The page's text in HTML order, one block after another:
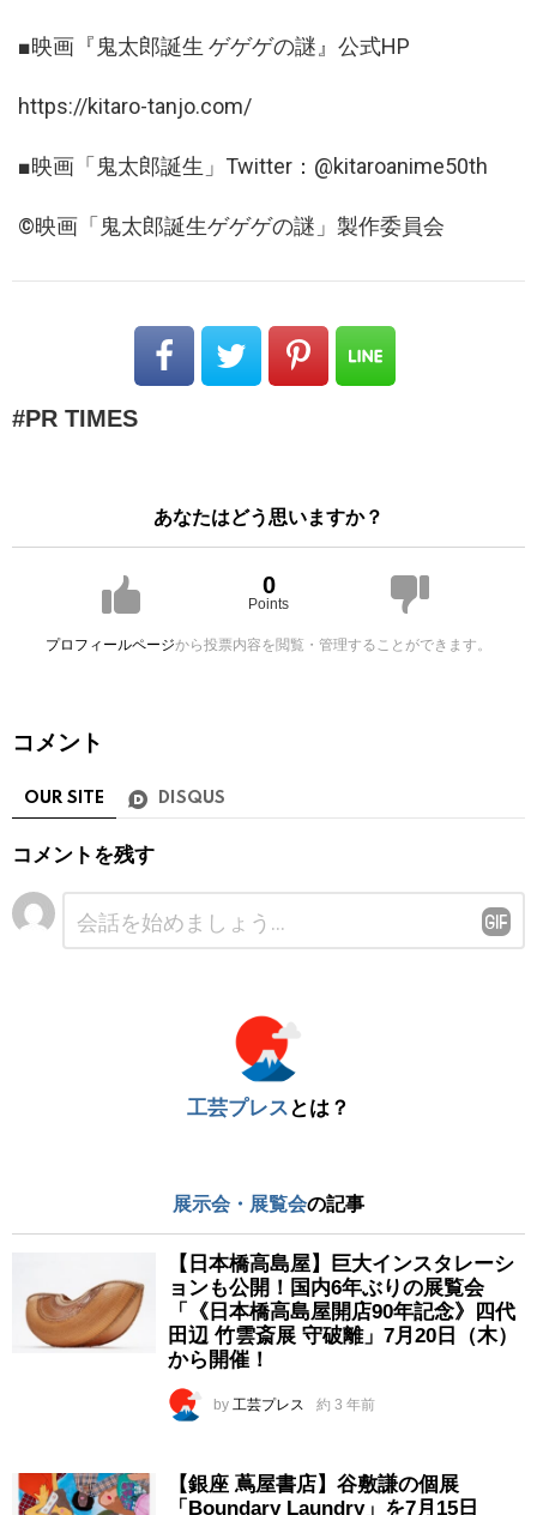
■映画『鬼太郎誕生 ゲゲゲの謎』公式HP
https://kitaro-tanjo.com/
■映画「鬼太郎誕生」Twitter：@kitaroanime50th
©映画「鬼太郎誕生ゲゲゲの謎」製作委員会
PR TIMES
あなたはどう思いますか？
0
Points
プロフィールページから投票内容を閲覧・管理することができます。
コメント
OUR SITE DISQUS
コメントを残す
工芸プレス とは？
展示会・展覧会の記事
【日本橋高島屋】巨大インスタレーシ
ョンも公開！国内6年ぶりの展覧会
「《日本橋高島屋開店90年記念》四代
田辺 竹雲斎展 守破離」7月20日（木）
から開催！
by 工芸プレス 約 3 年前
【銀座 蔦屋書店】谷敷謙の個展
「Boundary Laundry」を7月15日